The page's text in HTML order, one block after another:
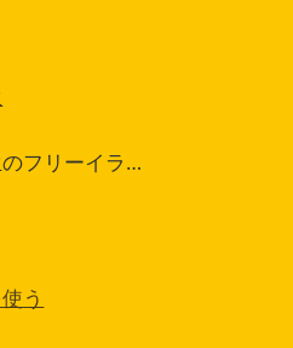
フリーイラ…
う